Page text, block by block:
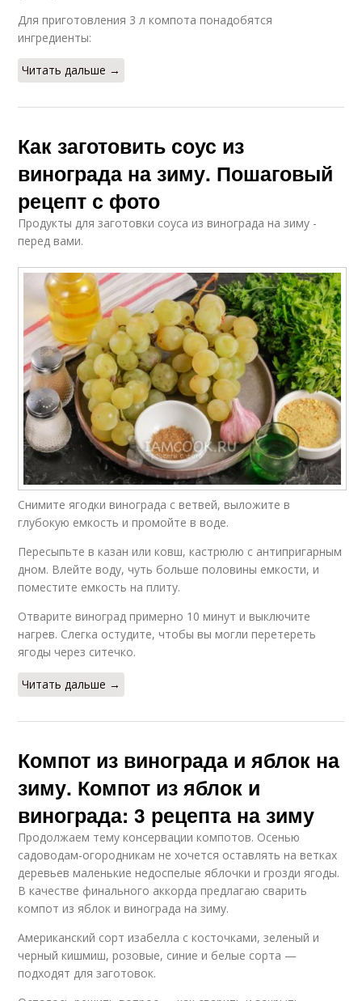
Для приготовления 3 л компота понадобятся
ингредиенты:
Читать дальше →
Как заготовить соус из
винограда на зиму. Пошаговый
рецепт с фото
Продукты для заготовки соуса из винограда на зиму -
перед вами.
Снимите ягодки винограда с ветвей, выложите в
глубокую емкость и промойте в воде.
Пересыпьте в казан или ковш, кастрюлю с антипригарным
дном. Влейте воду, чуть больше половины емкости, и
поместите емкость на плиту.
Отварите виноград примерно 10 минут и выключите
нагрев. Слегка остудите, чтобы вы могли перетереть
ягоды через ситечко.
Читать дальше →
Компот из винограда и яблок на
зиму. Компот из яблок и
винограда: 3 рецепта на зиму
Продолжаем тему консервации компотов. Осенью
садоводам-огородникам не хочется оставлять на ветках
деревьев маленькие недоспелые яблочки и грозди ягоды.
В качестве финального аккорда предлагаю сварить
компот из яблок и винограда на зиму.
Американский сорт изабелла с косточками, зеленый и
черный кишмиш, розовые, синие и белые сорта —
подходят для заготовок.